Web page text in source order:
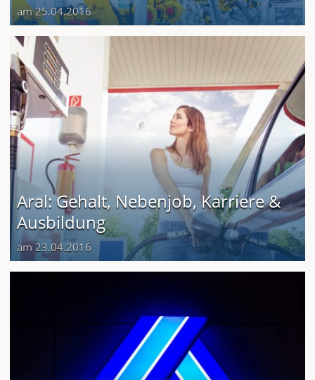
am 25.04.2016
Aral: Gehalt, Nebenjob, Karriere &
Ausbildung
am 23.04.2016